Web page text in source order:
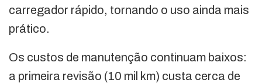
carregador rápido, tornando o uso ainda mais
prático.
Os custos de manutenção continuam baixos:
a primeira revisão (10 mil km) custa cerca de